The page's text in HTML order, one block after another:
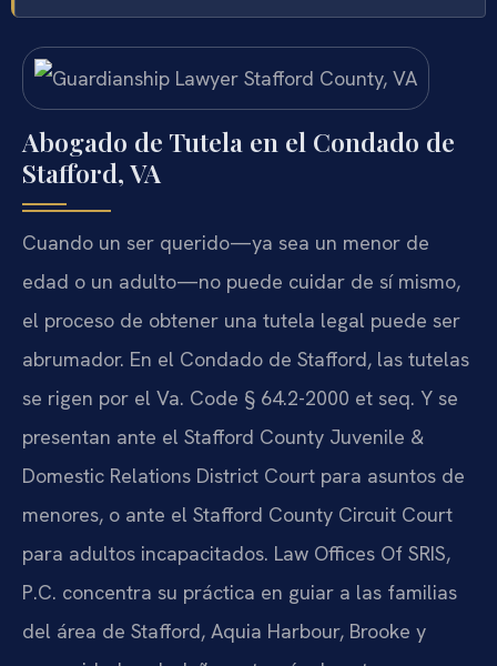
Abogado de Tutela en el Condado de
Stafford, VA
Cuando un ser querido—ya sea un menor de
edad o un adulto—no puede cuidar de sí mismo,
el proceso de obtener una tutela legal puede ser
abrumador. En el Condado de Stafford, las tutelas
se rigen por el Va. Code § 64.2-2000 et seq. Y se
presentan ante el Stafford County Juvenile &
Domestic Relations District Court para asuntos de
menores, o ante el Stafford County Circuit Court
para adultos incapacitados. Law Offices Of SRIS,
P.C. concentra su práctica en guiar a las familias
del área de Stafford, Aquia Harbour, Brooke y